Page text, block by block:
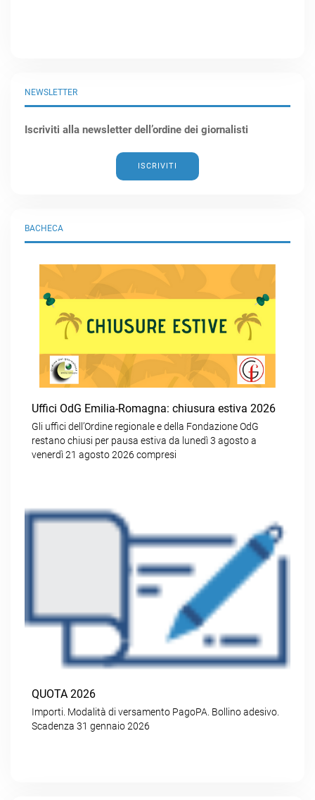
BACHECA
Uffici OdG Emilia-Romagna: chiusura estiva 2026
Gli uffici dell’Ordine regionale e della Fondazione OdG
restano chiusi per pausa estiva da lunedì 3 agosto a
venerdì 21 agosto 2026 compresi
QUOTA 2026
Importi. Modalità di versamento PagoPA. Bollino adesivo.
Scadenza 31 gennaio 2026
NEWSLETTER
Iscriviti alla newsletter dell’ordine dei giornalisti
ISCRIVITI